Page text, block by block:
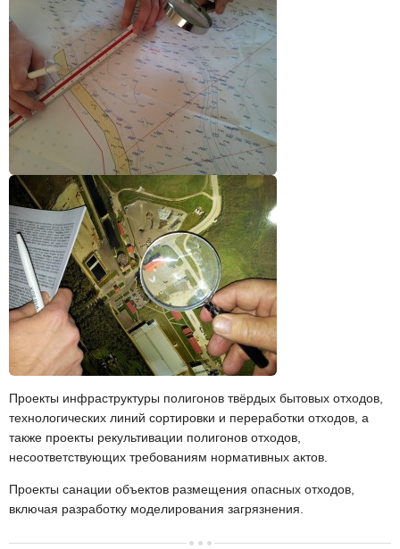
Проекты инфраструктуры полигонов твёрдых бытовых отходов,
технологических линий сортировки и переработки отходов, а
также проекты рекультивации полигонов отходов,
несоответствующих требованиям нормативных актов.
Проекты санации объектов размещения опасных отходов,
включая разработку моделирования загрязнения.